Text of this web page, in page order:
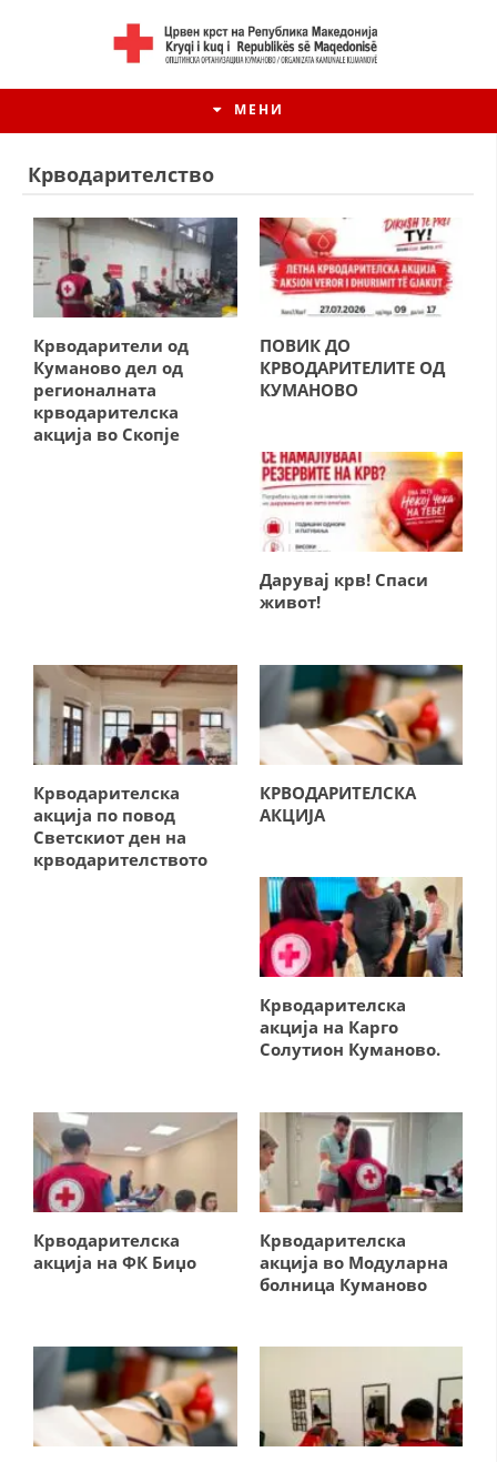
МЕНИ
ИСТОРИЈАТ НА ДВИЖЕЊЕТО
СТРУКТУРА И ОРГАНИЗАЦИОНА ПОСТАВЕНОСТ – ОПШТИНСКА
ОРГАНИЗАЦИЈА КУМАНОВО
СТАТУТ НА ЦКРМ
ОРГАНИЗАЦИЈА И РАЗВОЈ
СОБРАНИЕ
СТРУКТУРА И ОРГАНИЗАЦИОНА ПОСТАВЕНОСТ
ДИСЕМИНАЦИЈА
MЕЃУНАРОДНО ХУМАНИТАРНО ПРАВО
УПОТРЕБА И ЗАШТИТА НА АМБЛЕМОТ
СОЦИЈАЛНО ХУМАНИТАРНА ДЕЈНОСТ
КАКО ДА ДОНИРАТЕ
ПОДГОТВЕНОСТ И ДЕЈСТВО ПРИ КАТАСТРОФИ
ТИМ ЗА ОДГОВОР ПРИ КАТАСТРОФИ ПРИ ООЦК КУМАНОВО
ИСТРАЖУВАЊЕ НА ЈАВНО МИСЛЕЊЕ
МЕЃУНАРОДНА СОРАБОТКА
Крводарителство
Крводарители од
Куманово дел од
регионалната
крводарителска
акција во Скопје
ПОВИК ДО
КРВОДАРИТЕЛИТЕ ОД
КУМАНОВО
Дарувај крв! Спаси
живот!
Крводарителска
акција по повод
Светскиот ден на
крводарителството
КРВОДАРИТЕЛСКА
АКЦИЈА
Крводарителска
акција на Карго
Солутион Куманово.
Крводарителска
акција на ФК Биџо
Крводарителска
акција во Модуларна
болница Куманово